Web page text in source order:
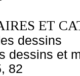
ET
dessins
dessins et
82